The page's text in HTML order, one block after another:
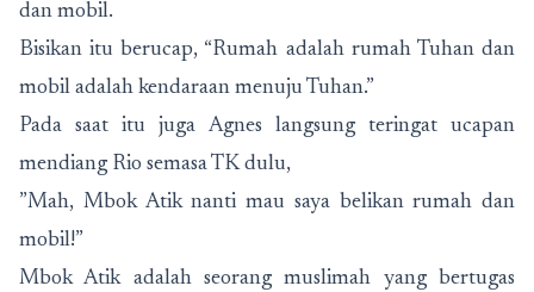
dan mobil.
Bisikan itu berucap, “Rumah adalah rumah Tuhan dan
mobil adalah kendaraan menuju Tuhan.”
Pada saat itu juga Agnes langsung teringat ucapan
mendiang Rio semasa TK dulu,
”Mah, Mbok Atik nanti mau saya belikan rumah dan
mobil!”
Mbok Atik adalah seorang muslimah yang bertugas